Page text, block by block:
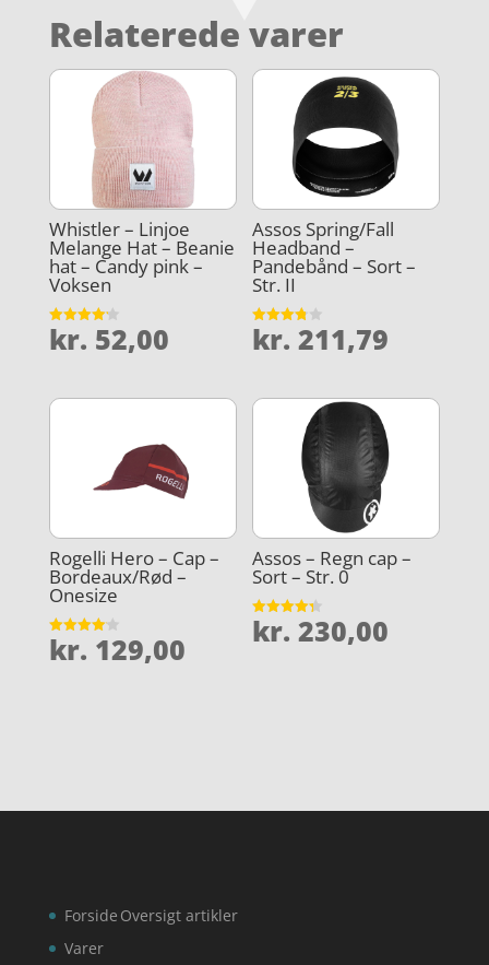
Relaterede varer
Whistler – Linjoe
Melange Hat – Beanie
hat – Candy pink –
Voksen
Vurderet
4.2
kr. 52,00
Assos Spring/Fall
Headband –
Pandebånd – Sort –
Str. II
Vurderet
3.8
kr. 211,79
Rogelli Hero – Cap –
Bordeaux/Rød –
Onesize
Vurderet
4.1
kr. 129,00
Assos – Regn cap –
Sort – Str. 0
Vurderet
4.3
kr. 230,00
Forside
Varer
Oversigt artikler